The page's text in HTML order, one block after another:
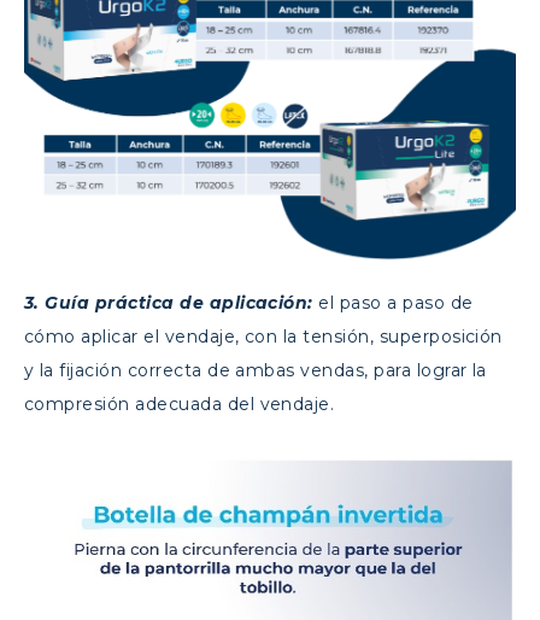
3. Guía práctica de aplicación: el paso a paso de
cómo aplicar el vendaje, con la tensión, superposición
y la fijación correcta de ambas vendas, para lograr la
compresión adecuada del vendaje.